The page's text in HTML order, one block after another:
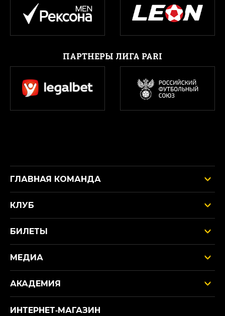
ПАРТНЕРЫ ЛИГА PARI
ГЛАВНАЯ КОМАНДА
КЛУБ
БИЛЕТЫ
МЕДИА
АКАДЕМИЯ
ИНТЕРНЕТ‑МАГАЗИН